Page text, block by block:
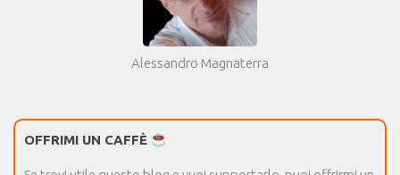
Alessandro Magnaterra
OFFRIMI UN CAFFÈ